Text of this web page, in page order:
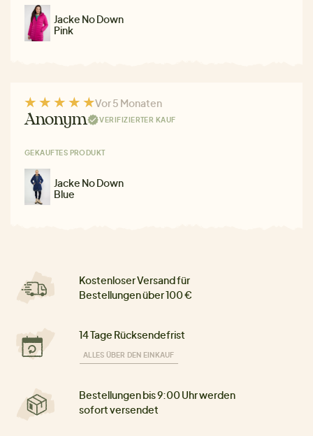
Jacke No Down
Pink
Vor 5 Monaten
Anonym VERIFIZIERTER KAUF
GEKAUFTES PRODUKT
Jacke No Down
Blue
Kostenloser Versand für
Bestellungen über 100 €
14 Tage Rücksendefrist
ALLES ÜBER DEN EINKAUF
Bestellungen bis 9:00 Uhr werden
sofort versendet